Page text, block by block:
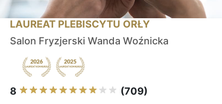
LAUREAT PLEBISCYTU ORŁY
Salon Fryzjerski Wanda Woźnicka
8 (709)